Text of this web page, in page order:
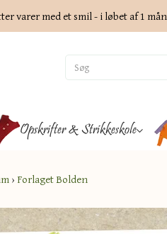
varer med et smil - i løbet af 1
Opskrifter & Strikkeskole
› Forlaget Bolden